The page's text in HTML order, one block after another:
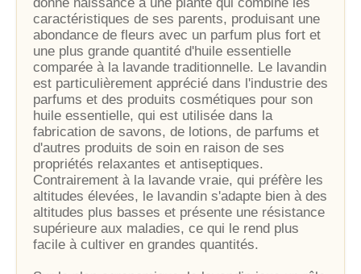
caractéristiques de ses parents, produisant une
abondance de fleurs avec un parfum plus fort et
une plus grande quantité d'huile essentielle
comparée à la lavande traditionnelle. Le lavandin
est particulièrement apprécié dans l'industrie des
parfums et des produits cosmétiques pour son
huile essentielle, qui est utilisée dans la
fabrication de savons, de lotions, de parfums et
d'autres produits de soin en raison de ses
propriétés relaxantes et antiseptiques.
Contrairement à la lavande vraie, qui préfère les
altitudes élevées, le lavandin s'adapte bien à des
altitudes plus basses et présente une résistance
supérieure aux maladies, ce qui le rend plus
facile à cultiver en grandes quantités.